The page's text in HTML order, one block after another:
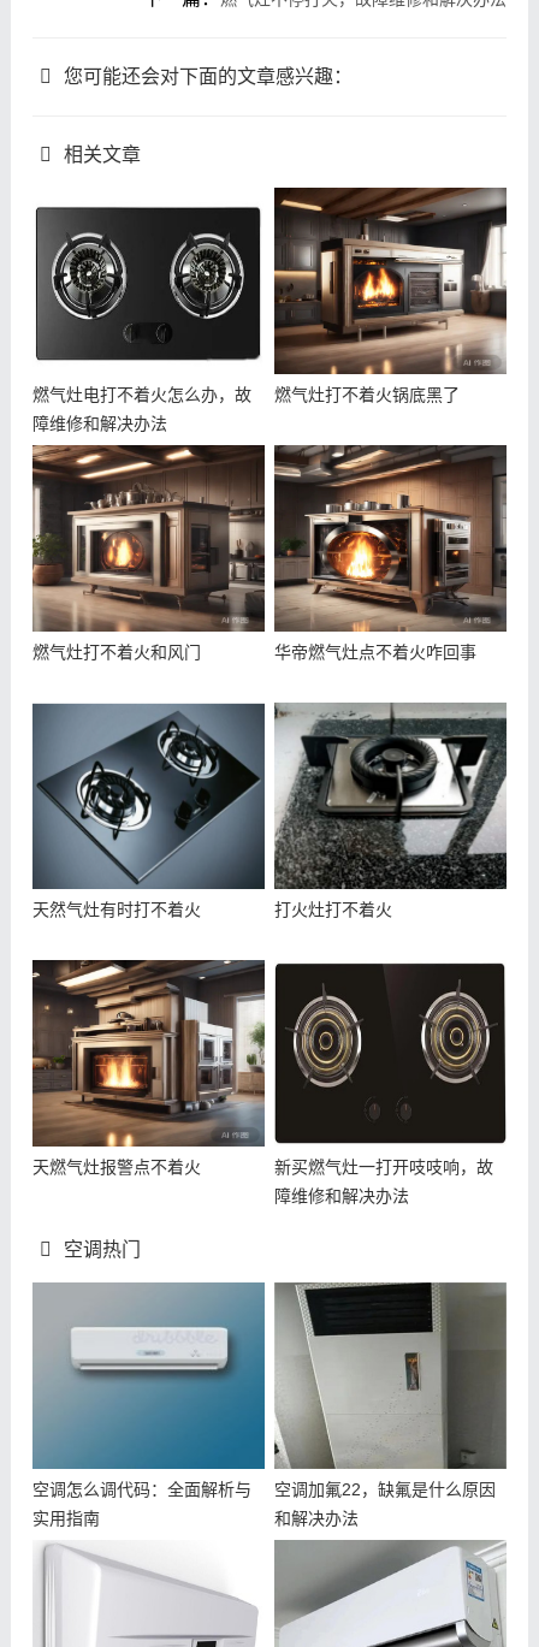
您可能还会对下面的文章感兴趣：
相关文章
燃气灶电打不着火怎么办，故
障维修和解决办法
燃气灶打不着火锅底黑了
燃气灶打不着火和风门 华帝燃气灶点不着火咋回事
天然气灶有时打不着火 打火灶打不着火
天燃气灶报警点不着火
新买燃气灶一打开吱吱响，故
障维修和解决办法
空调热门
空调怎么调代码：全面解析与
实用指南
空调加氟22，缺氟是什么原因
和解决办法